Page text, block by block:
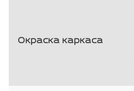
Окраска каркаса